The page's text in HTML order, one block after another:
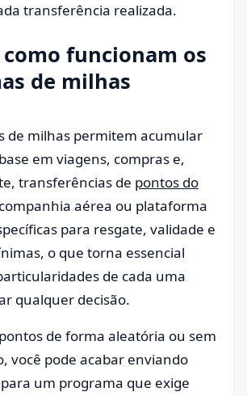
transferência realizada.
como funcionam os
de milhas
de milhas permitem acumular
em viagens, compras e,
transferências de pontos do
aérea ou plataforma
para resgate, validade e
o que torna essencial
de cada uma
qualquer decisão.
de forma aleatória ou sem
você pode acabar enviando
um programa que exige